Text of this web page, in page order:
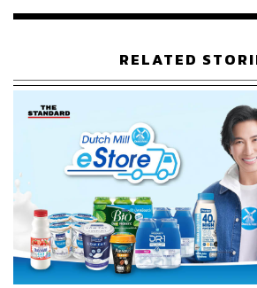
ของวงการ Social Commerce พร้อมป
ให้เติบโตอย่างยั่งยืนRELATED